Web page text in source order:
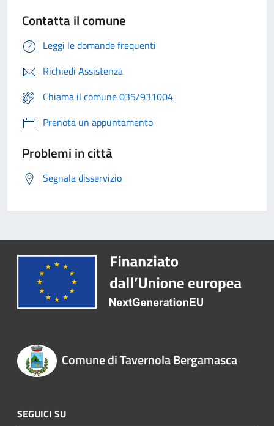
Contatta il comune
Leggi le domande frequenti
Richiedi Assistenza
Chiama il comune 035/931004
Prenota un appuntamento
Problemi in città
Segnala disservizio
Comune di Tavernola Bergamasca
SEGUICI SU